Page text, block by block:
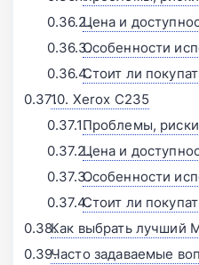
Цена и
Особенности
Стоит ли
10. Xerox C235
Проблемы,
Цена и
Особенности
Стоит ли
Как выбрать лучший
Часто задаваемые